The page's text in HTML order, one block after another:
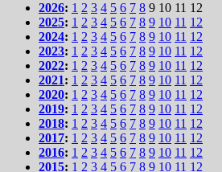
2026: 1 2 3 4 5 6 7 8 9 10 11 12
2025: 1 2 3 4 5 6 7 8 9 10 11 12
2024: 1 2 3 4 5 6 7 8 9 10 11 12
2023: 1 2 3 4 5 6 7 8 9 10 11 12
2022: 1 2 3 4 5 6 7 8 9 10 11 12
2021: 1 2 3 4 5 6 7 8 9 10 11 12
2020: 1 2 3 4 5 6 7 8 9 10 11 12
2019: 1 2 3 4 5 6 7 8 9 10 11 12
2018: 1 2 3 4 5 6 7 8 9 10 11 12
2017: 1 2 3 4 5 6 7 8 9 10 11 12
2016: 1 2 3 4 5 6 7 8 9 10 11 12
2015: 1 2 3 4 5 6 7 8 9 10 11 12